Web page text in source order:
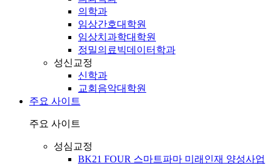
의학과
임상간호대학원
임상치과학대학원
정밀의료빅데이터학과
성신교정
신학과
교회음악대학원
주요 사이트
주요 사이트
성심교정
BK21 FOUR 스마트파마 미래인재 양성사업